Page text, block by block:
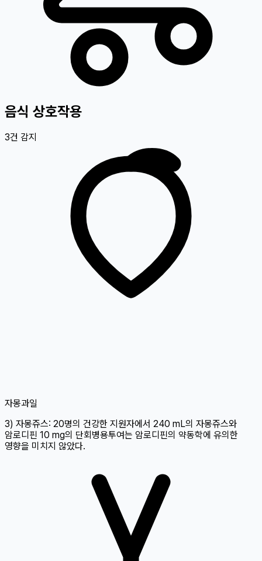
음식 상호작용
3건 감지
자몽과일
3) 자몽쥬스: 20명의 건강한 지원자에서 240 mL의 자몽쥬스와
암로디핀 10 mg의 단회병용투여는 암로디핀의 약동학에 유의한
영향을 미치지 않았다.